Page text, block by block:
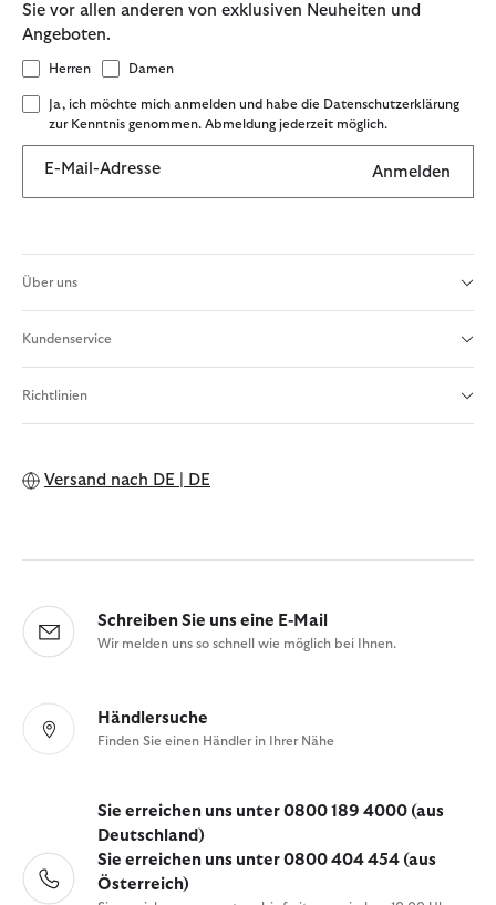
Sie vor allen anderen von exklusiven Neuheiten und
Angeboten.
Herren Damen
Ja, ich möchte mich anmelden und habe die Datenschutzerklärung
zur Kenntnis genommen. Abmeldung jederzeit möglich.
E-Mail-Adresse Anmelden
Über uns
Kundenservice
Richtlinien
Versand nach DE | DE
Schreiben Sie uns eine E-Mail
Wir melden uns so schnell wie möglich bei Ihnen.
Händlersuche
Finden Sie einen Händler in Ihrer Nähe
Sie erreichen uns unter 0800 189 4000 (aus
Deutschland)
Sie erreichen uns unter 0800 404 454 (aus
Österreich)